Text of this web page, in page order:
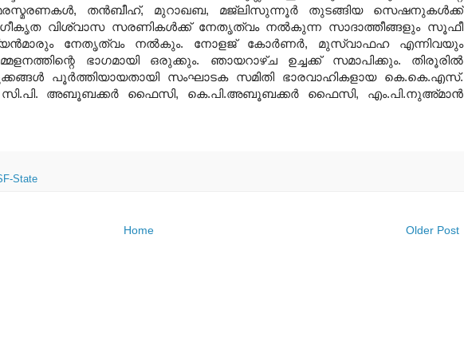
തന്‍ബീഹ്, മുറാഖബ, മജ്‌ലിസുന്നൂര്‍ തുടങ്ങിയ സെഷനുകള്‍ക്ക്
വിശ്വാസ സരണികള്‍ക്ക് നേതൃത്വം നല്‍കുന്ന സാദാത്തീങ്ങളും സൂഫീ
നേതൃത്വം നല്‍കും. നോളജ് കോര്‍ണര്‍, മുസ്വാഫഹ എന്നിവയും
ഭാഗമായി ഒരുക്കും. ഞായറാഴ്ച ഉച്ചക്ക് സമാപിക്കും. തിരൂരില്‍
പൂര്‍ത്തിയായതായി സംഘാടക സമിതി ഭാരവാഹികളായ കെ.കെ.എസ്.
സി.പി. അബൂബക്കര്‍ ഫൈസി, കെ.പി.അബൂബക്കര്‍ ഫൈസി, എം.പി.നുഅ്മാന്‍
State
Older Post
Home